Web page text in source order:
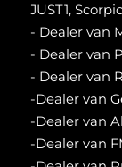
JUST1,
- Dealer van
- Dealer van
- Dealer van
-Dealer van
-Dealer van
-Dealer van